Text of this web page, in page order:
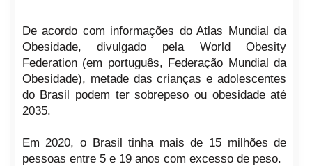
De acordo com informações do Atlas Mundial da
Obesidade, divulgado pela World Obesity
Federation (em português, Federação Mundial da
Obesidade), metade das crianças e adolescentes
do Brasil podem ter sobrepeso ou obesidade até
2035.
Em 2020, o Brasil tinha mais de 15 milhões de
pessoas entre 5 e 19 anos com excesso de peso.